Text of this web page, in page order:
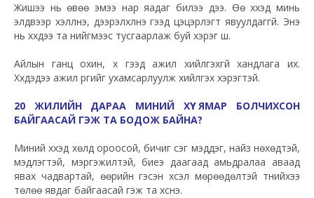
Жишээ нь өвөө эмээ нар яадаг билээ дээ. Өө хүүхэд минь
элдвээр хэлүүлнэ, дээрэлхүүлнэ гээд цэцэрлэгт явуулдаггүй. Энэ
нь хүүхдээ та нийгмээс тусгаарлаж буй хэрэг шүү.
Айлын ганц охин, хүү гээд ажил хийлгэхгүй хандлага их.
Хүүхдэдээ ажил үүргийг ухамсарлуулж хийлгэх хэрэгтэй.
20 ЖИЛИЙН ДАРАА МИНИЙ ХҮҮ ЯМАР БОЛЧИХСОН
БАЙГААСАЙ ГЭЖ ТА БОДОЖ БАЙНА?
Миний хүүхэд хөлд ороосой, бичиг үсэг мэддэг, найз нөхөдтэй,
мэдлэгтэй, мэргэжилтэй, биеэ даагаад амьдралаа аваад
явах чадвартай, өөрийн гэсэн хүсэл мөрөөдөлтэй түүнийхээ
төлөө явдаг байгаасай гэж та хүснэ.